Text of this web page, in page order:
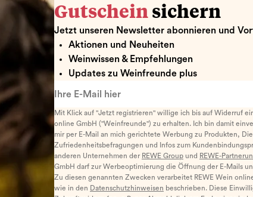
Gutschein sichern
Jetzt unseren Newsletter abonnieren und
Aktionen und Neuheiten
Weinwissen & Empfehlungen
Updates zu Weinfreunde plus
Mit Klick auf "Jetzt registrieren" willige ich bis auf Widerruf
online GmbH ("Weinfreunde") zu erhalten. Ich bin damit
mir per E-Mail an mich gerichtete Werbung zu Produkten,
Zufriedenheitsbefragungen und Infos zum
anderen Unternehmen der REWE Group und REWE-
GmbH darf zur Werbeoptimierung die Öffnung der E-Mails
Zu diesen genannten Zwecken verarbeitet REWE Wein
wie in den Datenschutzhinweisen beschrieben. Diese